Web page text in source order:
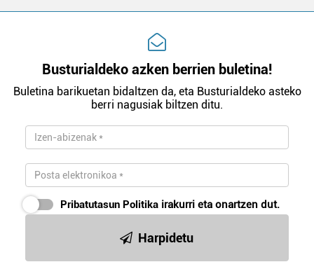
Busturialdeko azken berrien buletina!
Buletina barikuetan bidaltzen da, eta Busturialdeko asteko
berri nagusiak biltzen ditu.
Pribatutasun Politika irakurri eta onartzen dut.
Harpidetu